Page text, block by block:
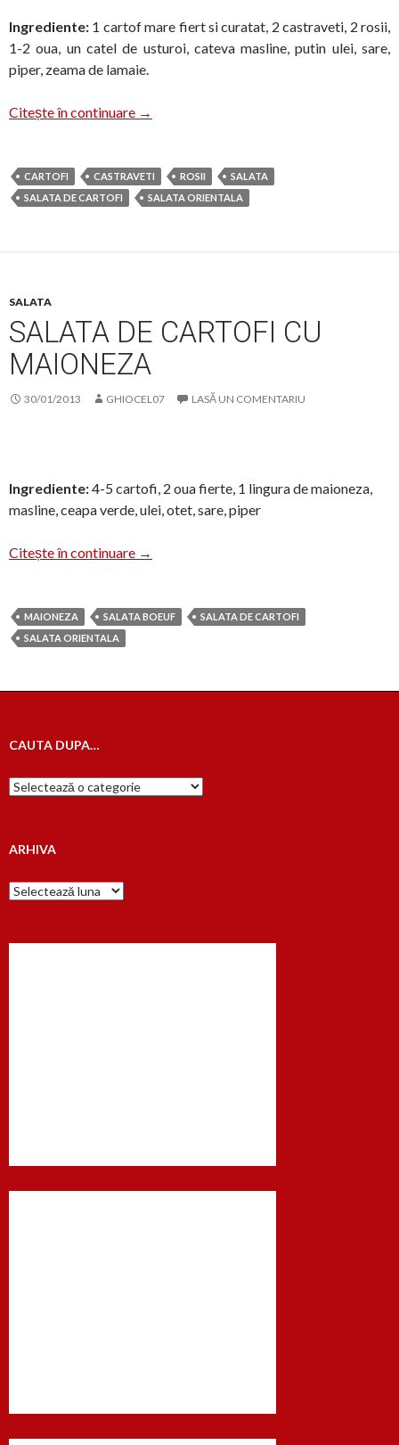
Ingrediente: 1 cartof mare fiert si curatat, 2 castraveti, 2 rosii,
1-2 oua, un catel de usturoi, cateva masline, putin ulei, sare,
piper, zeama de lamaie.
Citește în continuare Salata cu cartofi
→
CARTOFI CASTRAVETI ROSII
SALATA
SALATA DE CARTOFI
SALATA ORIENTALA
SALATA
SALATA DE CARTOFI CU
MAIONEZA
30/01/2013 GHIOCEL07 LASĂ UN COMENTARIU
Ingrediente:4-5 cartofi, 2 oua fierte, 1 lingura de maioneza,
masline, ceapa verde, ulei, otet, sare, piper
Citește în continuare Salata de cartofi cu maioneza
→
MAIONEZA SALATA BOEUF
SALATA DE CARTOFI
SALATA ORIENTALA
CAUTA DUPA…
Cauta
dupa…
ARHIVA
Arhiva